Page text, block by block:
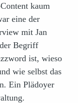
kaum
eine der
mit Jan
Begriff
ist, wieso
wie selbst das
Ein Plädoyer